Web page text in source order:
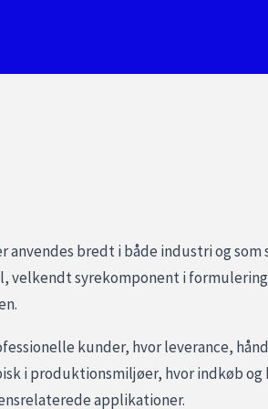
anvendes bredt i både industri og
velkendt syrekomponent i
kunder, hvor leverance,
i produktionsmiljøer, hvor indkøb
applikationer.